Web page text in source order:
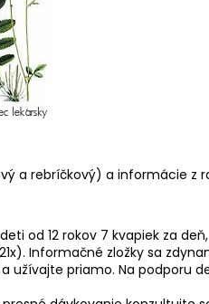
a rebríčkový) a informácie
od 12 rokov 7 kvapiek za
Informačné zložky sa
užívajte priamo. Na